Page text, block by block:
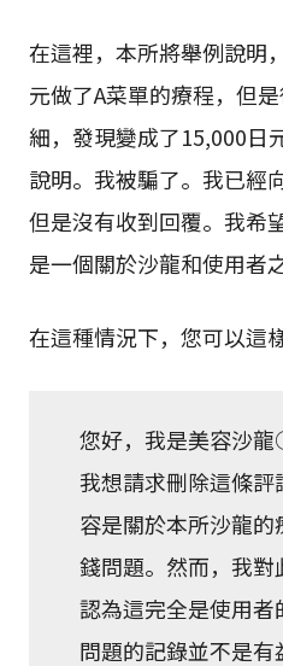
在這裡，本所將舉例說明
元做了A菜單的療程，但
細，發現變成了15,000日
說明。我被騙了。我已經
但是沒有收到回覆。我希
是一個關於沙龍和使用者
在這種情況下，您可以這
您好，我是美容沙
我想請求刪除這條
容是關於本所沙龍
錢問題。然而，我
認為這完全是使用
問題的記錄並不是